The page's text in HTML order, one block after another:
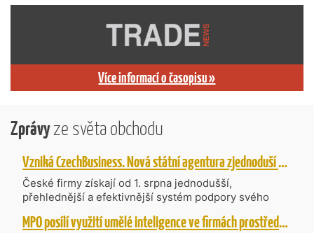
Více informací o časopisu »
Zprávyze světa obchodu
Vzniká CzechBusiness. Nová státní agentura zjednoduší podporu českých firem
České firmy získají od 1. srpna jednodušší,
přehlednější a efektivnější systém podpory svého
CzechBusiness, která propojuje dosavadní
MPO posílí využití umělé inteligence ve firmách prostřednictvím 40 projektů z programu TWIST